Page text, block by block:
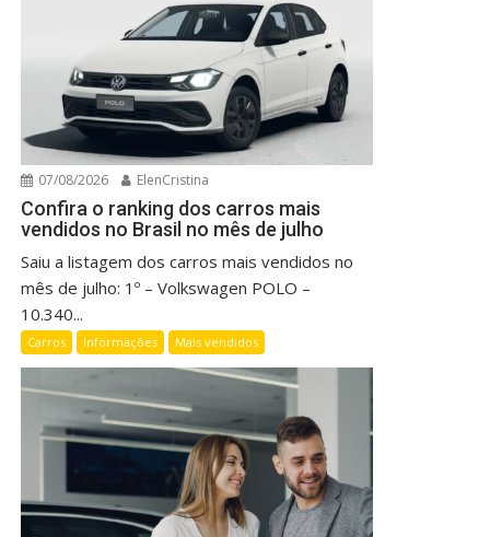
07/08/2026 ElenCristina
Confira o ranking dos carros mais
vendidos no Brasil no mês de julho
Saiu a listagem dos carros mais vendidos no
mês de julho: 1º – Volkswagen POLO –
10.340...
Carros Informações Mais vendidos